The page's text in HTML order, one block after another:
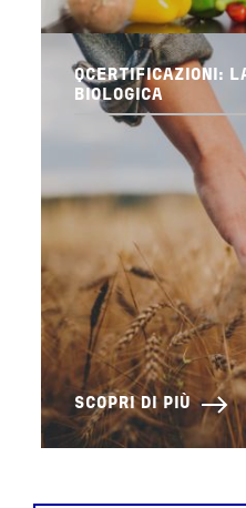
QCERTIFICAZIONI:
BIOLOGICA
SCOPRI DI PIÙ